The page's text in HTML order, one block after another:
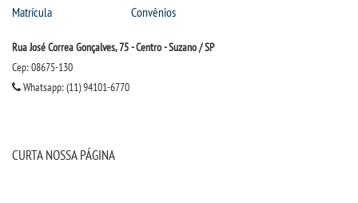
Matrícula
Convênios
Rua José Correa Gonçalves, 75 - Centro - Suzano / SP
Cep: 08675-130
Whatsapp: (11) 94101-6770
CURTA NOSSA PÁGINA